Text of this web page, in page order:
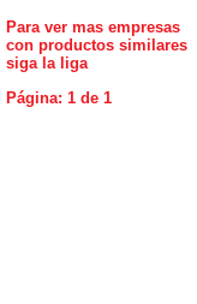
Para ver mas empresas
con productos similares
siga la liga
Página: 1 de 1